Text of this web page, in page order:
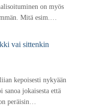
on myös
Mitä esim.…
vai sittenkin
kepoisesti nykyään
jokaisesta että
peräisin…